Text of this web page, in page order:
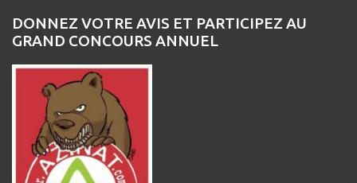
DONNEZ VOTRE AVIS ET PARTICIPEZ AU
GRAND CONCOURS ANNUEL